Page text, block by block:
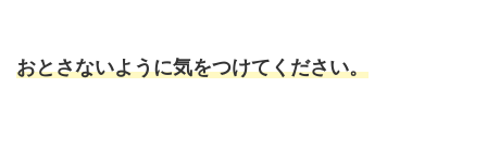
おとさないように気をつけてください。